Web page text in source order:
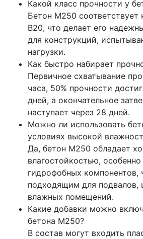
Какой класс прочности у
Бетон М250 соответствует
B20, что делает его
для конструкций,
нагрузки.
Как быстро набирает
Первичное схватывание
часа, 50% прочности
дней, а окончательное
наступает через 28 дней.
Можно ли использовать
условиях высокой
Да, бетон М250 обладает
влагостойкостью,
гидрофобных компонентов,
подходящим для подвалов,
влажных помещений.
Какие добавки можно
бетона М250?
В состав могут входить